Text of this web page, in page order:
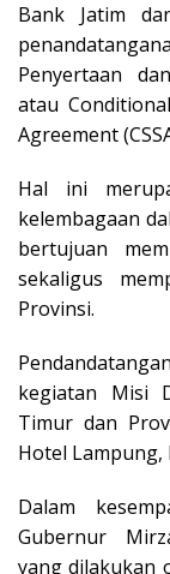
Bank Jatim
Penyertaan
atau
Agreement
Hal ini
kelembagaan
bertujuan
sekaligus
Provinsi.
kegiatan Misi
Timur dan
Hotel Lampung,
Dalam
Gubernur
yang dilakukan